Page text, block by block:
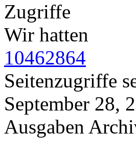
Zugriffe
Wir hatten
10462864
Seitenzugriffe
September 28,
Ausgaben